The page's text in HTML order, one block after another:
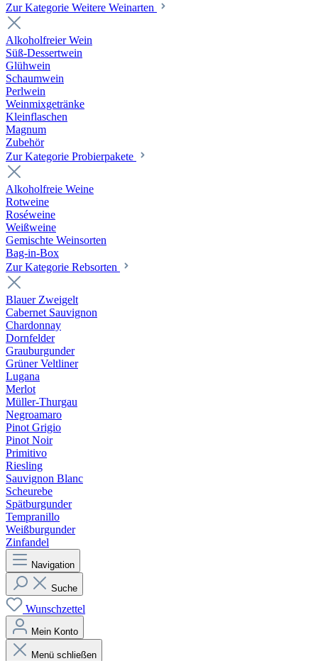
Zur Kategorie Weitere Weinarten
Alkoholfreier Wein
Süß-Dessertwein
Glühwein
Schaumwein
Perlwein
Weinmixgetränke
Kleinflaschen
Magnum
Zubehör
Zur Kategorie Probierpakete
Alkoholfreie Weine
Rotweine
Roséweine
Weißweine
Gemischte Weinsorten
Bag-in-Box
Zur Kategorie Rebsorten
Blauer Zweigelt
Cabernet Sauvignon
Chardonnay
Dornfelder
Grauburgunder
Grüner Veltliner
Lugana
Merlot
Müller-Thurgau
Negroamaro
Pinot Grigio
Pinot Noir
Primitivo
Riesling
Sauvignon Blanc
Scheurebe
Spätburgunder
Tempranillo
Weißburgunder
Zinfandel
Navigation
Suche
Wunschzettel
Mein Konto
Menü schließen